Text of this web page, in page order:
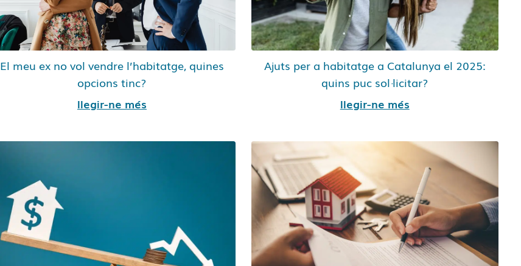
El meu ex no vol vendre l’habitatge, quines
opcions tinc?
llegir-ne més
Ajuts per a habitatge a Catalunya el 2025:
quins puc sol·licitar?
llegir-ne més